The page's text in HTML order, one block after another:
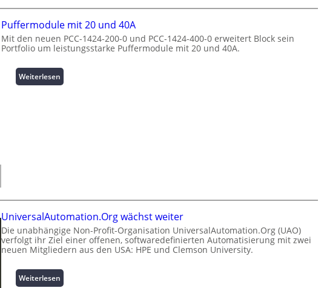
a
n
g
m
e
o
r
m
a
g
ü
b
e
r
w
r
i
m
p
w
r
k
n
r
g
i
:
I
n
s
s
i
c
e
r
Puffermodule mit 20 und 40A
Mit den neuen PCC-1424-200-0 und PCC-1424-400-0 erweitert Block sein
Portfolio um leistungsstarke Puffermodule mit 20 und 40A.
Weiterlesen:
P
l
e
m
i
t
0
u
UniversalAutomation.Org wächst weiter
Die unabhängige Non-Profit-Organisation UniversalAutomation.Org (UAO)
verfolgt ihr Ziel einer offenen, softwaredefinierten Automatisierung mit zwei
neuen Mitgliedern aus den USA: HPE und Clemson University.
Weiterlesen: